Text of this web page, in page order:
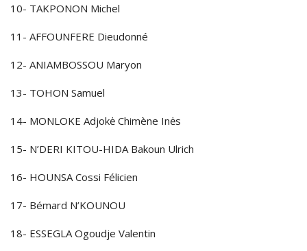
10- TAKPONON Michel
11- AFFOUNFERE Dieudonné
12- ANIAMBOSSOU Maryon
13- TOHON Samuel
14- MONLOKE Adjokė Chimène Inės
15- N’DERI KITOU-HIDA Bakoun Ulrich
16- HOUNSA Cossi Félicien
17- Bémard N’KOUNOU
18- ESSEGLA Ogoudje Valentin